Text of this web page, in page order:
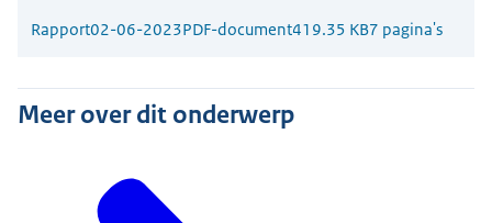
Rapport02-06-2023PDF-document419.35 KB7 pagina's
Meer over dit onderwerp